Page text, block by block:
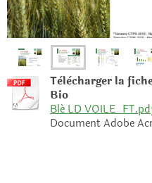
Tèlècharger la
Bio
Blé LD
Document Adobe